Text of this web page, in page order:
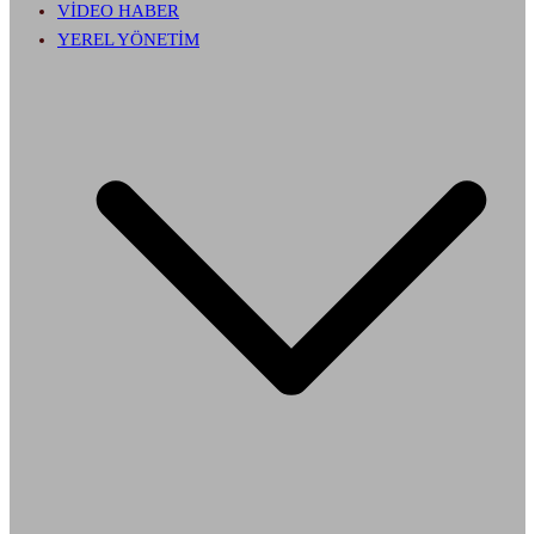
VİDEO HABER
YEREL YÖNETİM